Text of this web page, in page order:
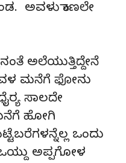
ಅವಳು ಕಾಣಲೇ
ಅಲೆಯುತ್ತಿದ್ದೇನೆ
ಮನೆಗೆ ಫೋನು
ಸಾಲದೇ
ಹೋಗಿ
ಒಂದು
ಒಯ್ದು ಅಪ್ಪಗೋಳ